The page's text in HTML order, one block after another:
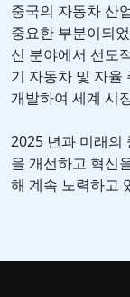
중국의 자동차 산
중요한 부분이되
신 분야에서 선도
기 자동차 및 자율
개발하여 세계 시
2025 년과 미래의
을 개선하고 혁신
해 계속 노력하고